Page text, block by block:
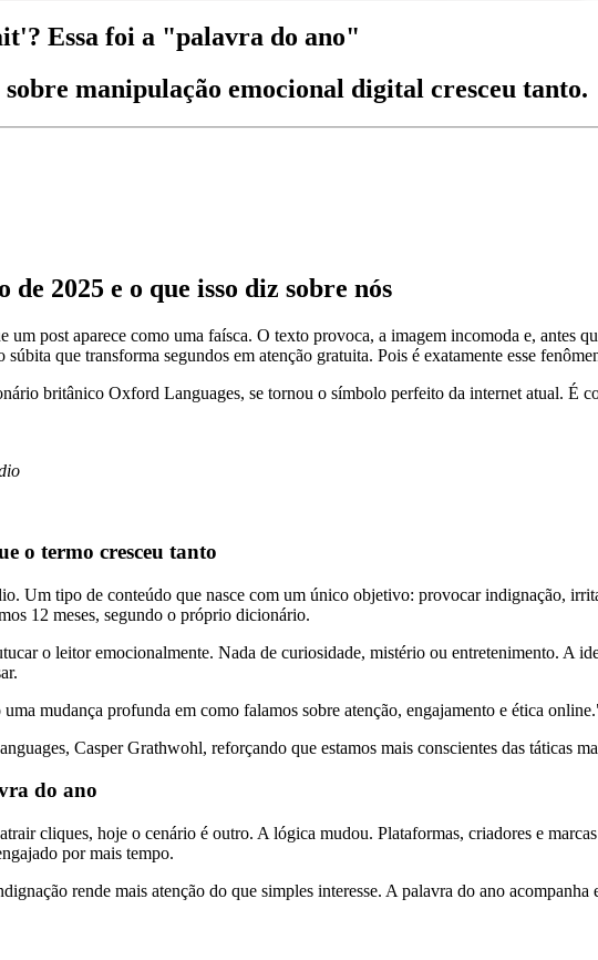
Essa foi a "palavra do ano"
manipulação emocional digital cresceu tanto.
2025 e o que isso diz sobre nós
um post aparece como uma faísca. O texto provoca, a imagem incomoda e, antes
que transforma segundos em atenção gratuita. Pois é exatamente esse
britânico Oxford Languages, se tornou o símbolo perfeito da internet atual. É
o termo cresceu tanto
Um tipo de conteúdo que nasce com um único objetivo: provocar indignação,
12 meses, segundo o próprio dicionário.
o leitor emocionalmente. Nada de curiosidade, mistério ou entretenimento. A
mudança profunda em como falamos sobre atenção, engajamento e ética
Casper Grathwohl, reforçando que estamos mais conscientes das táticas
do ano
cliques, hoje o cenário é outro. A lógica mudou. Plataformas, criadores e
por mais tempo.
rende mais atenção do que simples interesse. A palavra do ano